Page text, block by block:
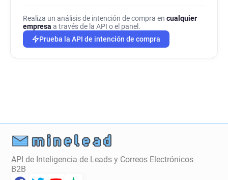
Realiza un análisis de intención de compra en cualquier
empresa a través de la API o el panel.
Prueba la API de intención de compra
API de Inteligencia de Leads y Correos Electrónicos
B2B